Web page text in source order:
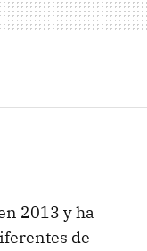
2013 y ha
de